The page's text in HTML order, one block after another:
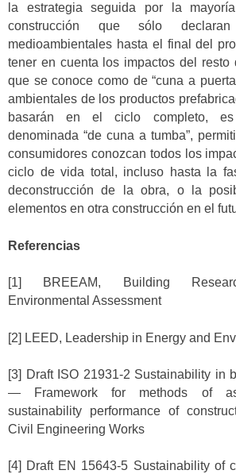
la estrategia seguida por la
construcción que sólo
medioambientales hasta el final del
tener en cuenta los impactos del
que se conoce como de “cuna a
ambientales de los productos
basarán en el ciclo completo,
denominada “de cuna a tumba”,
consumidores conozcan todos los
ciclo de vida total, incluso hasta la
deconstrucción de la obra, o la
elementos en otra construcción en el
Referencias
[1] BREEAM, Building
Environmental Assessment
[2] LEED, Leadership in Energy and
[3] Draft ISO 21931-2 Sustainability in
— Framework for methods of
sustainability performance of
Civil Engineering Works
[4] Draft EN 15643-5 Sustainability of